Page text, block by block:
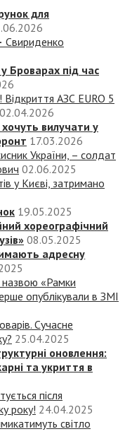
для
Свириденко
Броварах під час
АЗС EURO 5
02.04.2026
вилучати у
17.03.2026
України, – солдат
02.06.2025
у Києві, затримано
19.05.2025
хореографічний
08.05.2025
адресну
«‎Рамки
опублікували в ЗМІ
Сучасне
25.04.2025
оновлення:
та укриття в
після
року! 24.04.2025
світло